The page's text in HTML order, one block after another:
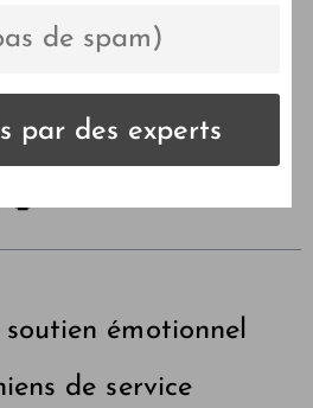
CLÉS DE
🔑
émotionnel
de service